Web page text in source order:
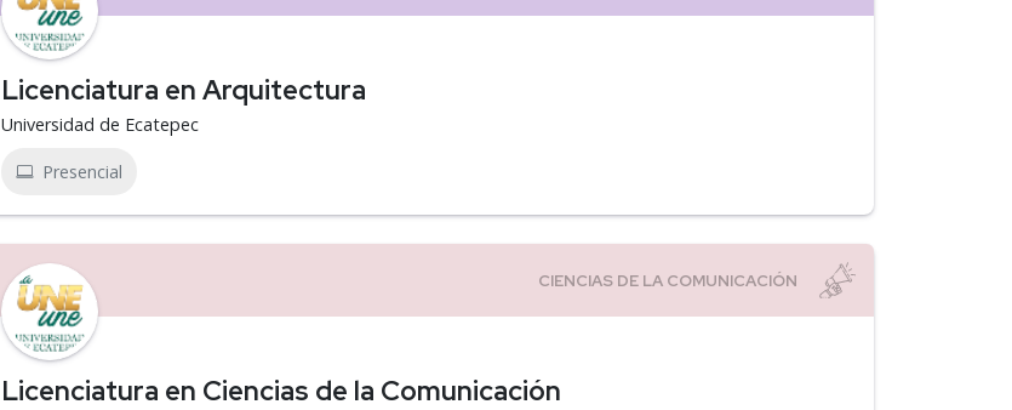
Licenciatura en Arquitectura
Universidad de Ecatepec
Presencial
Licenciatura en Ciencias de la Comunicación